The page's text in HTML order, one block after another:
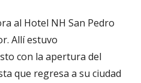
al Hotel NH San Pedro
Allí estuvo
con la apertura del
que regresa a su ciudad